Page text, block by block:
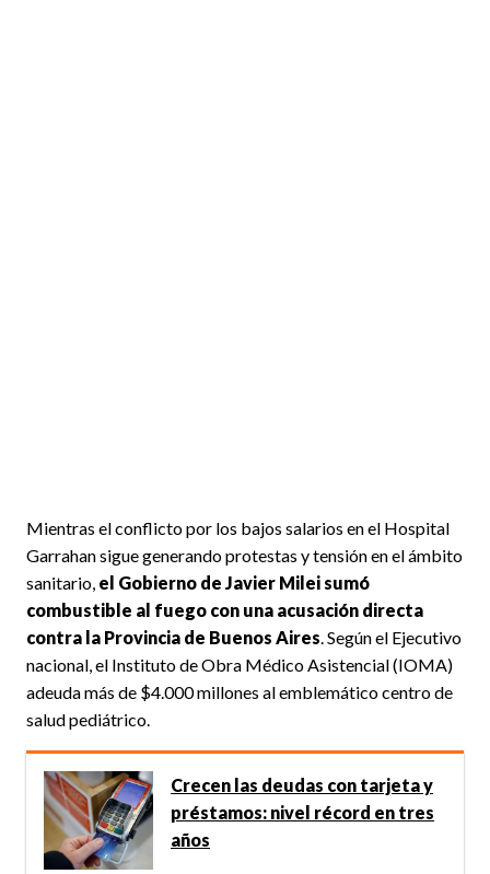
Mientras el conflicto por los bajos salarios en el Hospital
Garrahan sigue generando protestas y tensión en el ámbito
sanitario, el Gobierno de Javier Milei sumó
combustible al fuego con una acusación directa
contra la Provincia de Buenos Aires . Según el Ejecutivo
nacional, el Instituto de Obra Médico Asistencial (IOMA)
adeuda más de $4.000 millones al emblemático centro de
salud pediátrico.
Crecen las deudas con tarjeta y
préstamos: nivel récord en tres
años